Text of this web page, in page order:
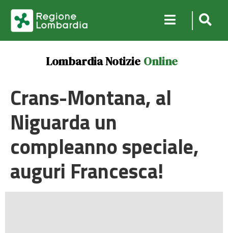
Lombardia Notizie Online
Crans-Montana, al
Niguarda un
compleanno speciale,
auguri Francesca!